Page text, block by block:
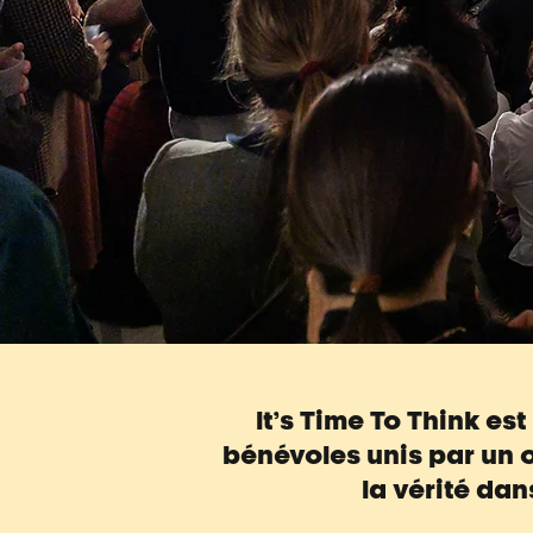
It’s Time To Think
bénévoles unis par un
la vérité